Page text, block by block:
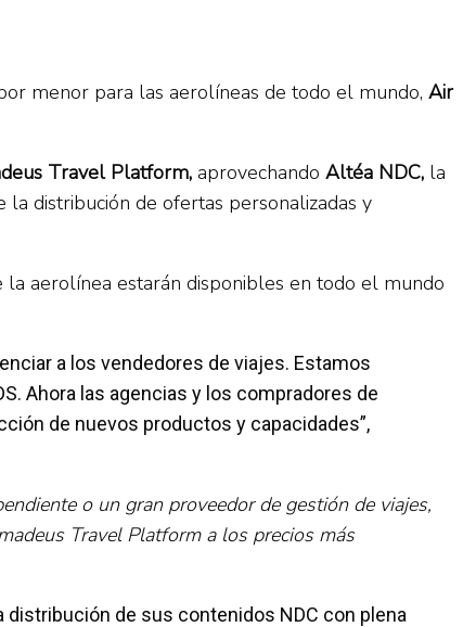
menor para las aerolíneas de todo el mundo, Air
Travel Platform, aprovechando Altéa NDC, la
distribución de ofertas personalizadas y
la aerolínea estarán disponibles en todo el mundo
a los vendedores de viajes. Estamos
Ahora las agencias y los compradores de
de nuevos productos y capacidades”,
o un gran proveedor de gestión de viajes,
Travel Platform a los precios más
distribución de sus contenidos NDC con plena